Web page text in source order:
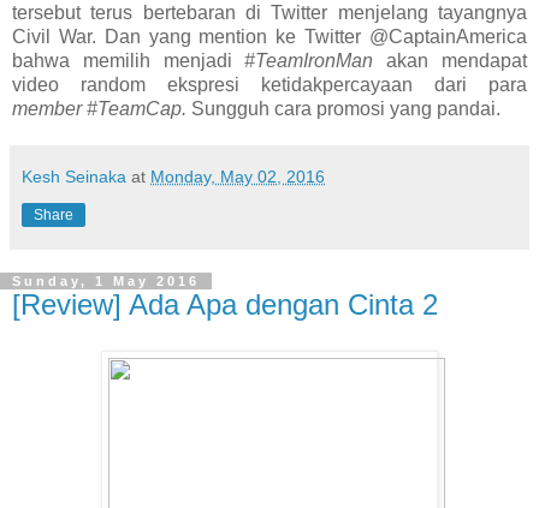
tersebut terus bertebaran di Twitter menjelang tayangnya
Civil War. Dan yang mention ke Twitter @CaptainAmerica
bahwa memilih menjadi#TeamIronMan akan mendapat
video random ekspresi ketidakpercayaan dari para
member #TeamCap. Sungguh cara promosi yang pandai.
Kesh Seinaka at Monday, May 02, 2016
Share
Sunday, 1 May 2016
[Review] Ada Apa dengan Cinta 2